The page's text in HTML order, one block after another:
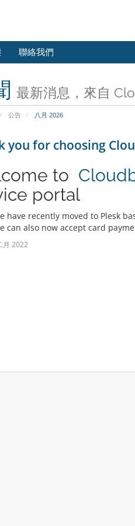
聯絡我們
最新消息，來自
公告 八月 2026
you for choosing
to
portal
have recently moved to Plesk
can also now accept card
月 2022